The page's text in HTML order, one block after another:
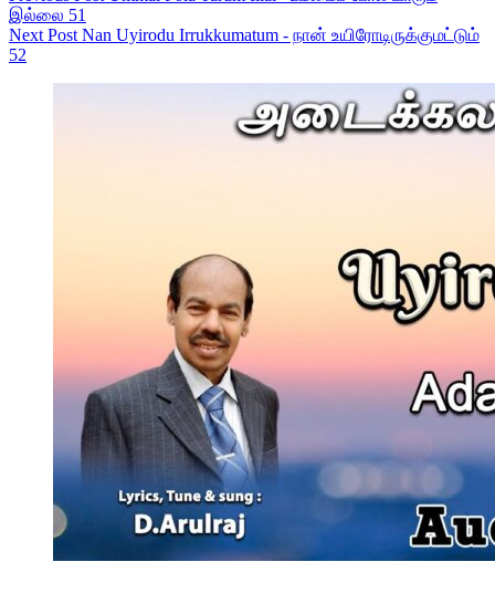
இல்லை 51
Next Post Nan Uyirodu Irrukkumatum - நான் உயிரோடிருக்குமட்டும்
52